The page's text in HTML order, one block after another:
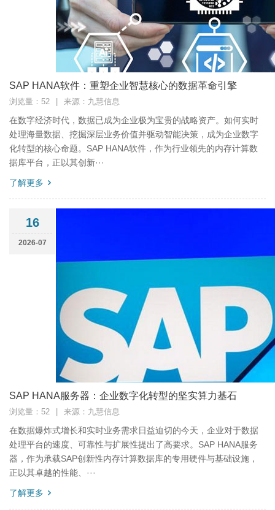
SAP HANA软件：重塑企业智慧核心的数据革命引擎
浏览量：52 来源：九慧信息
在数字经济时代，数据已成为企业极为宝贵的战略资产。如何实时
处理海量数据、挖掘深层业务价值并驱动智能决策，成为企业数字
化转型的核心命题。SAP HANA软件，作为行业领先的内存计算数
据库平台，正以其创新···
了解更多
16
2026-07
SAP HANA服务器：企业数字化转型的坚实算力基石
浏览量：52 来源：九慧信息
在数据爆炸式增长和实时业务需求日益迫切的今天，企业对于数据
处理平台的速度、可靠性与扩展性提出了高要求。SAP HANA服务
器，作为承载SAP创新性内存计算数据库的专用硬件与基础设施，
正以其卓越的性能、···
了解更多